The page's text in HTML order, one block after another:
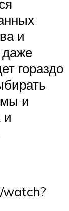
и
даже
гораздо
и
и